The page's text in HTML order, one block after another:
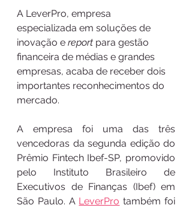
A LeverPro, empresa
especializada em soluções de
inovação e report para gestão
financeira de médias e grandes
empresas, acaba de receber dois
importantes reconhecimentos do
mercado.
A empresa foi uma das três
vencedoras da segunda edição do
Prêmio Fintech Ibef-SP, promovido
pelo Instituto Brasileiro de
Executivos de Finanças (Ibef) em
São Paulo. A LeverPro também foi